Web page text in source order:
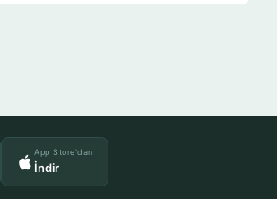
App Store'dan
İndir